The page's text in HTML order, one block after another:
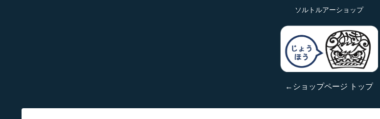
ソルトルアーショップ
←ショップページ トップ